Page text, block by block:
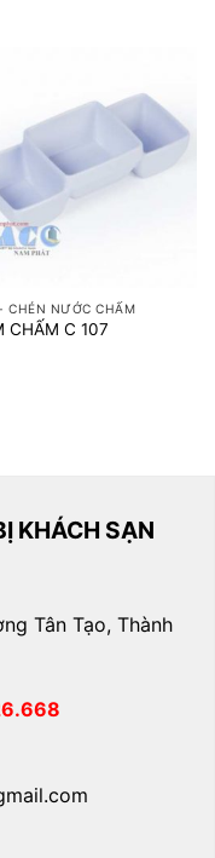
CHÉN NƯỚC CHẤM
CHẤM C 107
KHÁCH SẠN
Tân Tạo, Thành